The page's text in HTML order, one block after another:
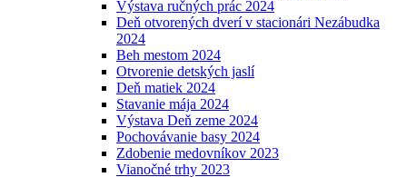
Výstava ručných prác 2024
Deň otvorených dverí v stacionári Nezábudka
2024
Beh mestom 2024
Otvorenie detských jaslí
Deň matiek 2024
Stavanie mája 2024
Výstava Deň zeme 2024
Pochovávanie basy 2024
Zdobenie medovníkov 2023
Vianočné trhy 2023